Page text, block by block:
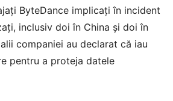
ByteDance implicați în incident
inclusiv doi în China și doi în
companiei au declarat că iau
pentru a proteja datele